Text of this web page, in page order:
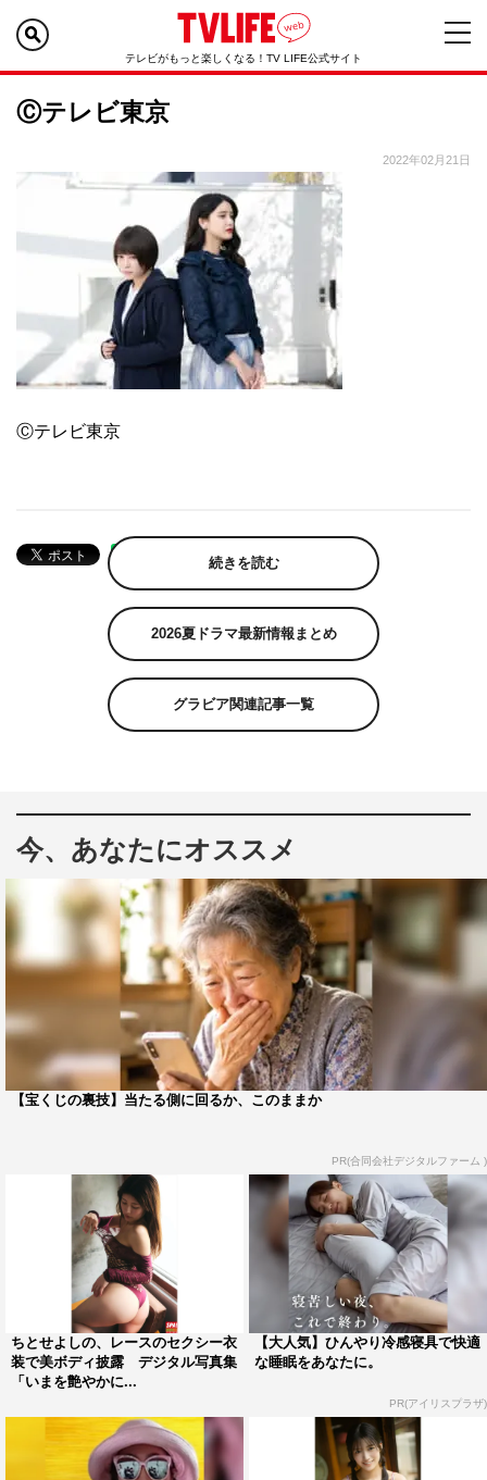
テレビがもっと楽しくなる！TV LIFE公式サイト
Ⓒテレビ東京
2022年02月21日
Ⓒテレビ東京
続きを読む
2026夏ドラマ最新情報まとめ
グラビア関連記事一覧
今、あなたにオススメ
【宝くじの裏技】当たる側に回るか、このままか
PR(合同会社デジタルファーム )
ちとせよしの、レースのセクシー衣
装で美ボディ披露 デジタル写真集
「いまを艶やかに...
【大人気】ひんやり冷感寝具で快適
な睡眠をあなたに。
PR(アイリスプラザ)